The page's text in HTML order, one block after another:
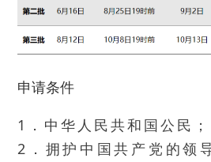
申请条件
1．中华人民共和国公民；
2．拥护中国共产党的领